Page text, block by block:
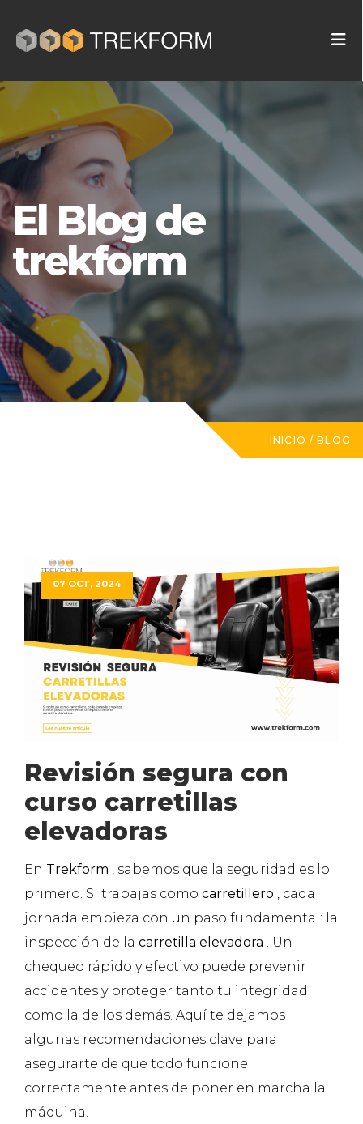
El Blog de
trekform
INICIO / BLOG
07 OCT, 2024
Revisión segura con
curso carretillas
elevadoras
En Trekform , sabemos que la seguridad es lo
primero. Si trabajas como carretillero , cada
jornada empieza con un paso fundamental: la
inspección de la carretilla elevadora . Un
chequeo rápido y efectivo puede prevenir
accidentes y proteger tanto tu integridad
como la de los demás. Aquí te dejamos
algunas recomendaciones clave para
asegurarte de que todo funcione
correctamente antes de poner en marcha la
máquina.